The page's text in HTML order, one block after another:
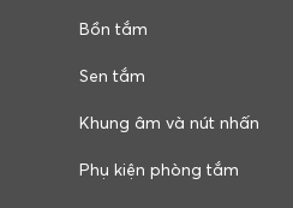
Bồn tắm
Sen tắm
Khung âm và nút nhấn
Phụ kiện phòng tắm